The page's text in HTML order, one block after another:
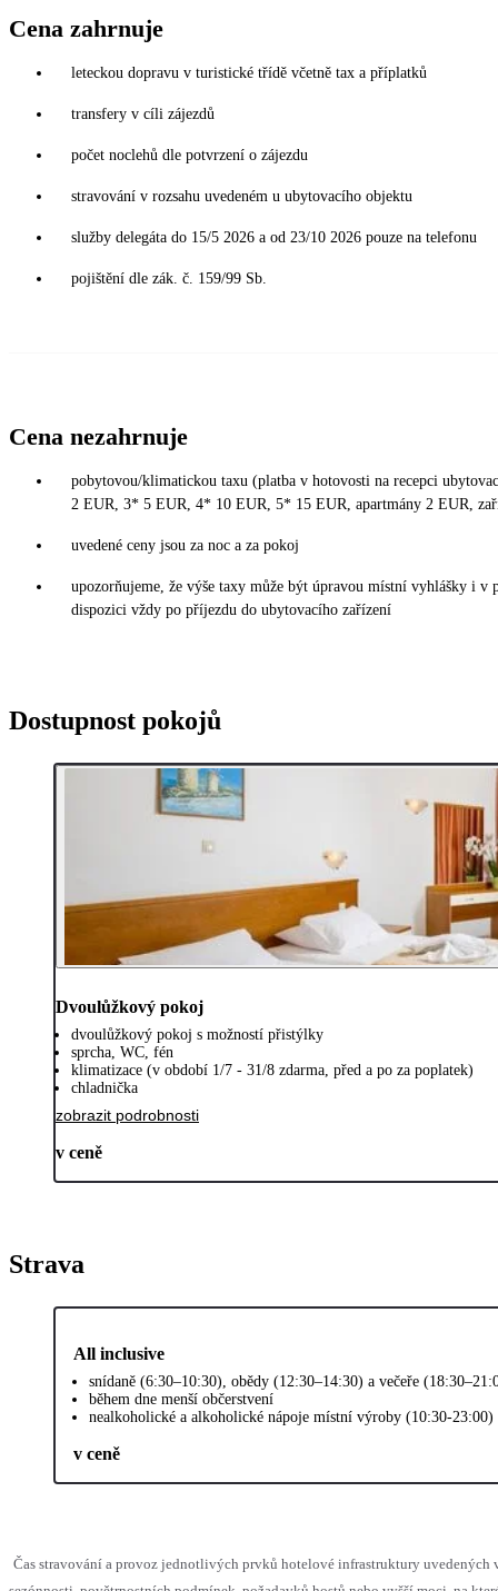
Cena zahrnuje
leteckou dopravu v turistické třídě včetně tax a příplatků
transfery v cíli zájezdů
počet noclehů dle potvrzení o zájezdu
stravování v rozsahu uvedeném u ubytovacího objektu
služby delegáta do 15/5 2026 a od 23/10 2026 pouze na telefonu
pojištění dle zák. č. 159/99 Sb.
Cena nezahrnuje
pobytovou/klimatickou taxu (platba v hotovosti na recepci
2 EUR, 3* 5 EUR, 4* 10 EUR, 5* 15 EUR, apartmány 2 EUR,
uvedené ceny jsou za noc a za pokoj
upozorňujeme, že výše taxy může být úpravou místní vyhlášky i
dispozici vždy po příjezdu do ubytovacího zařízení
Dostupnost pokojů
Dvoulůžkový pokoj
dvoulůžkový pokoj s možností přistýlky
sprcha, WC, fén
klimatizace (v období 1/7 - 31/8 zdarma, před a po za poplatek)
chladnička
zobrazit podrobnosti
v ceně
Strava
All inclusive
snídaně (6:30–10:30), obědy (12:30–14:30) a večeře
během dne menší občerstvení
nealkoholické a alkoholické nápoje místní výroby (10:30-23:00)
v ceně
Čas stravování a provoz jednotlivých prvků hotelové infrastruktury uvedených